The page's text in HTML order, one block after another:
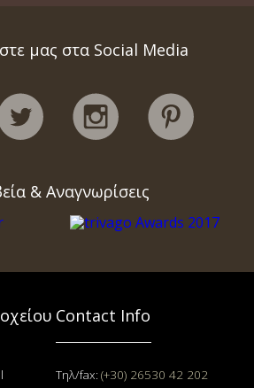
μας στα Social Media
& Αναγνωρίσεις
Contact Info
Τηλ/fax: (+30) 26530 42 202